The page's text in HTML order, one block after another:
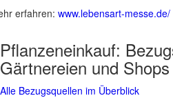
erfahren: www.lebensart-messe.de/
Pflanzeneinkauf:
Gärtnereien und Shops
Alle Bezugsquellen im Überblick